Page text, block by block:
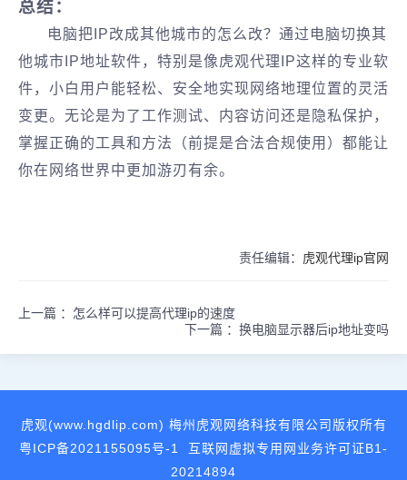
总结：
电脑把IP改成其他城市的怎么改？通过电脑切换其
他城市IP地址软件，特别是像虎观代理IP这样的专业软
件，小白用户能轻松、安全地实现网络地理位置的灵活
变更。无论是为了工作测试、内容访问还是隐私保护，
掌握正确的工具和方法（前提是合法合规使用）都能让
你在网络世界中更加游刃有余。
责任编辑： 虎观代理ip官网
上一篇 ： 怎么样可以提高代理ip的速度
下一篇 ： 换电脑显示器后ip地址变吗
虎观(www.hgdlip.com) 梅州虎观网络科技有限公司版权所有
粤ICP备2021155095号-1
互联网虚拟专用网业务许可证B1-
20214894